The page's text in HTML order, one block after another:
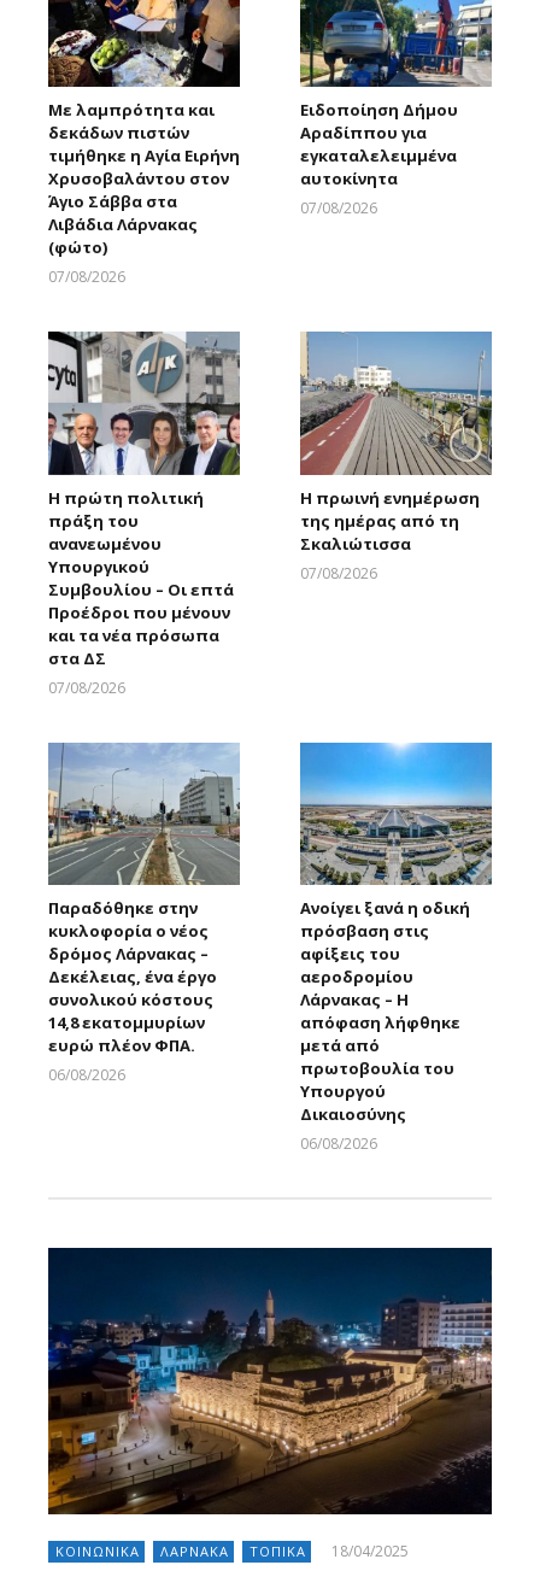
Με λαμπρότητα και
δεκάδων πιστών
τιμήθηκε η Αγία Ειρήνη
Χρυσοβαλάντου στον
Άγιο Σάββα στα
Λιβάδια Λάρνακας
(φώτο)
07/08/2026
Ειδοποίηση Δήμου
Αραδίππου για
εγκαταλελειμμένα
αυτοκίνητα
07/08/2026
Η πρώτη πολιτική
πράξη του
ανανεωμένου
Υπουργικού
Συμβουλίου – Οι επτά
Προέδροι που μένουν
και τα νέα πρόσωπα
στα ΔΣ
07/08/2026
Η πρωινή ενημέρωση
της ημέρας από τη
Σκαλιώτισσα
07/08/2026
Παραδόθηκε στην
κυκλοφορία ο νέος
δρόμος Λάρνακας –
Δεκέλειας, ένα έργο
συνολικού κόστους
14,8 εκατομμυρίων
ευρώ πλέον ΦΠΑ.
06/08/2026
Ανοίγει ξανά η οδική
πρόσβαση στις
αφίξεις του
αεροδρομίου
Λάρνακας – Η
απόφαση λήφθηκε
μετά από
πρωτοβουλία του
Υπουργού
Δικαιοσύνης
06/08/2026
ΚΟΙΝΩΝΙΚΑ ΛΑΡΝΑΚΑ ΤΟΠΙΚΑ 18/04/2025